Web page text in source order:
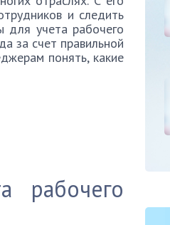
и следить
для учета рабочего
за счет правильной
понять, какие
рабочего